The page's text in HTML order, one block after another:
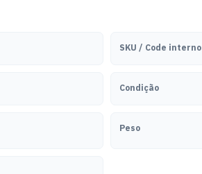
SKU / Code interno
Condição
Peso